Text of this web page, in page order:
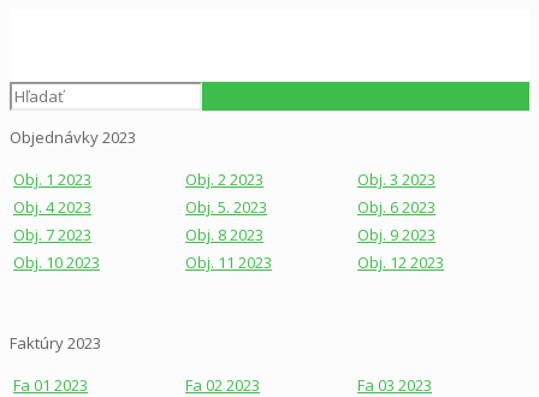
Objednávky 2023
Obj. 1 2023
Obj. 2 2023
Obj. 3 2023
Obj. 4 2023
Obj. 5. 2023
Obj. 6 2023
Obj. 7 2023
Obj. 8 2023
Obj. 9 2023
Obj. 10 2023
Obj. 11 2023 Obj. 12 2023
Faktúry 2023
Fa 01 2023
Fa 02 2023
Fa 03 2023